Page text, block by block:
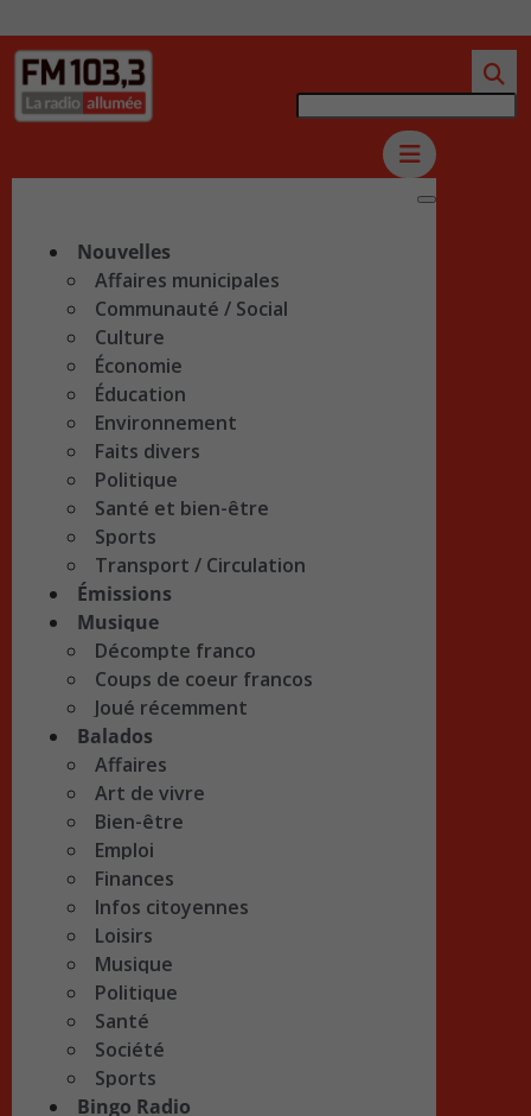
Nouvelles
Affaires municipales
Communauté / Social
Culture
Économie
Éducation
Environnement
Faits divers
Politique
Santé et bien-être
Sports
Transport / Circulation
Émissions
Musique
Décompte franco
Coups de coeur francos
Joué récemment
Balados
Affaires
Art de vivre
Bien-être
Emploi
Finances
Infos citoyennes
Loisirs
Musique
Politique
Santé
Société
Sports
Bingo Radio